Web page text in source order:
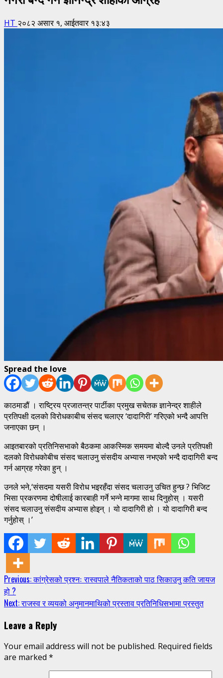
HT २०८२ असार १, आईतवार १३:४३
Spread the love
काठमाडौं । राष्ट्रिय प्रजातन्त्र पार्टीका प्रमुख सचेतक ज्ञानेन्द्र शाहीले
प्रतिपक्षी दलको विरोधकाबीच संसद चलाएर ‘दादागिरी’ गरिएको भन्दै आपत्ति
जनाएका छन् ।
आइतबारको प्रतिनिसभाको बैठकमा आकस्मिक समयमा बोल्दै उनले प्रतिपक्षी
दलको विरोधकोबीच संसद चलाउनु संसदीय अभ्यास नभएको भन्दै दादागिरी बन्द
गर्न आग्रह गरेका हुन् ।
उनले भने,‘संसदमा यसरी विरोध भइरहँदा संसद चलाउनु उचित हुन्छ ? भिजिट
भिसा प्रकरणमा दोषीलाई कारबाही गर्ने भन्ने मागमा साथ दिनुहोस् । यसरी
संसद चलाउनु संसदीय अभ्यास होइन् । यो दादागिरी हो । यो दादागिरी बन्द
गर्नुहोस् ।’
Continue
Reading
Previous:कांग्रेसको प्रश्नः रास्वपाले नैतिकताको पाठ सिकाउनु कति जायज
हो ?
Next:राजस्व र व्ययको अनुमानमाथिको प्रस्ताव प्रतिनिधिसभामा प्रस्तुत
Leave a Reply
Your email address will not be published. Required fields
are marked *